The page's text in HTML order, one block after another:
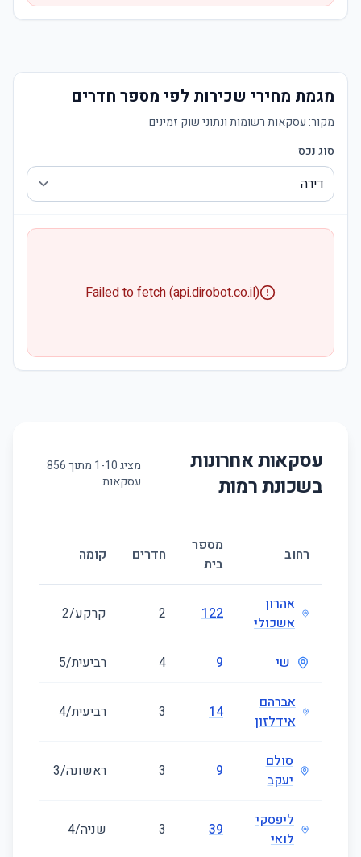
מגמת מחירי שכירות לפי מספר חדרים
מקור: עסקאות רשומות ונתוני שוק זמינים
סוג נכס
Failed to fetch (api.dirobot.co.il)
עסקאות אחרונות
בשכונתרמות
מציג 1-10 מתוך856
עסקאות
רחוב
מספר
בית
חדרים קומה
אהרון
אשכולי
122
2 קרקע/2
שי 9
4 רביעית/5
אברהם
אידלזון
14
3 רביעית/4
סולם
יעקב
9
3 ראשונה/3
ליפסקי
לואי
39
3 שניה/4